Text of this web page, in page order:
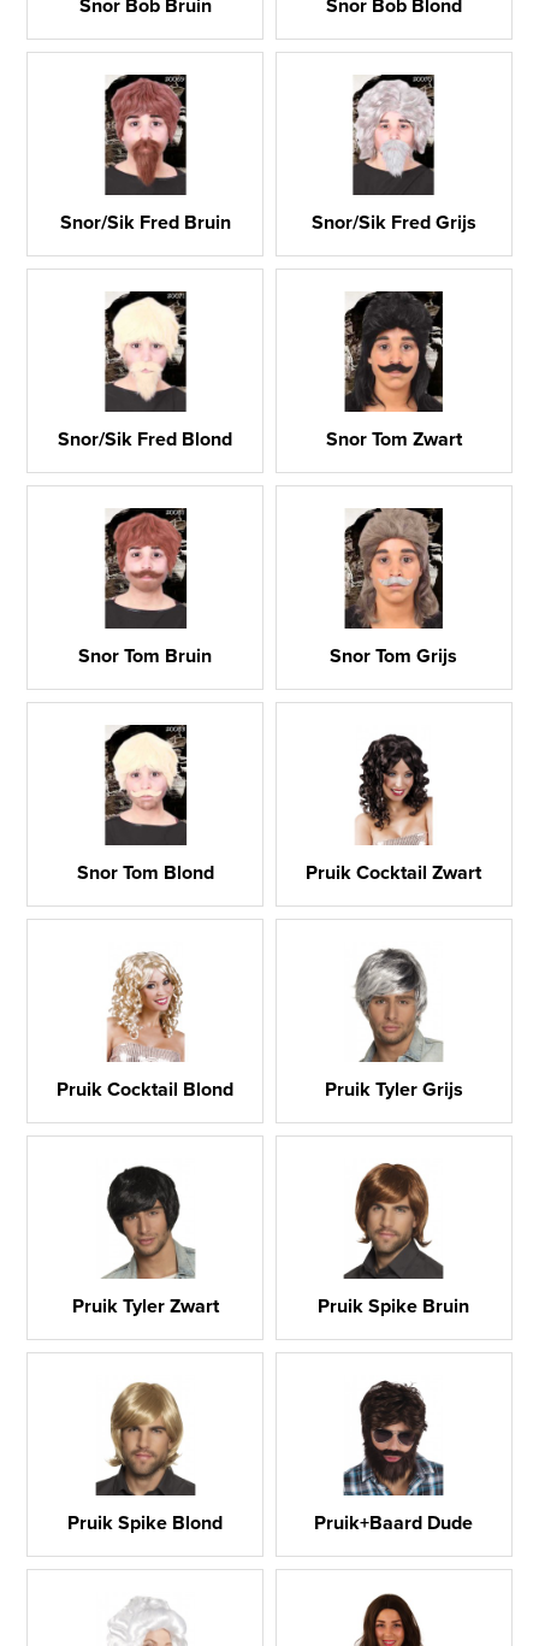
Snor Bob Bruin Snor Bob Blond
Snor/Sik Fred Bruin Snor/Sik Fred Grijs
Snor/Sik Fred Blond Snor Tom Zwart
Snor Tom Bruin Snor Tom Grijs
Snor Tom Blond Pruik Cocktail Zwart
Pruik Cocktail Blond Pruik Tyler Grijs
Pruik Tyler Zwart Pruik Spike Bruin
Pruik Spike Blond Pruik+Baard Dude